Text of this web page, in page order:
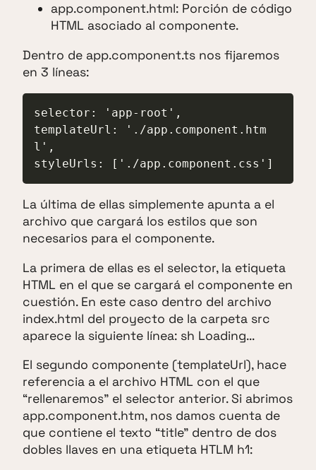
app.component.html: Porción de código
HTML asociado al componente.
Dentro de app.component.ts nos fijaremos
en 3 líneas:
selector: 'app-root',
templateUrl: './app.component.htm
l',
styleUrls: ['./app.component.css']
La última de ellas simplemente apunta a el
archivo que cargará los estilos que son
necesarios para el componente.
La primera de ellas es el selector, la etiqueta
HTML en el que se cargará el componente en
cuestión. En este caso dentro del archivo
index.html del proyecto de la carpeta src
aparece la siguiente línea: sh Loading...
El segundo componente (templateUrl), hace
referencia a el archivo HTML con el que
“rellenaremos” el selector anterior. Si abrimos
app.component.htm, nos damos cuenta de
que contiene el texto “title” dentro de dos
dobles llaves en una etiqueta HTLM h1: